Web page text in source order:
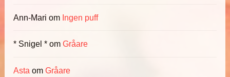
Ann-Mari om Ingen puff
* Snigel * omGråare
Asta omGråare